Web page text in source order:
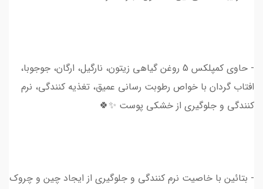
- حاوی کمپلکس 5 روغن گیاهی زیتون، نارگیل، ارگان، جوجوبا،
افتاب گردان با خواص رطوبت رسانی عمیق، تغذیه کنندگی، نرم
کنندگی و جلوگیری از خشکی پوست ✨🍀
- بتائین با خاصیت نرم کنندگی و جلوگیری از ایجاد چین و چروک